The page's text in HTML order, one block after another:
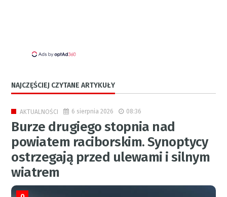
NAJCZĘŚCIEJ CZYTANE ARTYKUŁY
AKTUALNOŚCI 6 sierpnia 2026 08:36
Burze drugiego stopnia nad
powiatem raciborskim. Synoptycy
ostrzegają przed ulewami i silnym
wiatrem